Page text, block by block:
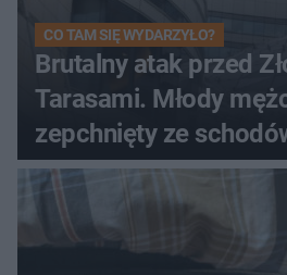
CO TAM SIĘ WYDARZYŁO?
Brutalny atak przed
Tarasami. Młody
zepchnięty ze
nagranie krąży po